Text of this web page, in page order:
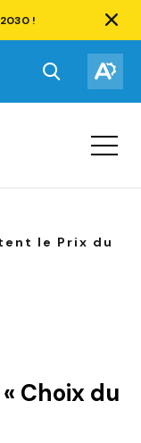
2030 !
barre
Ouvrir
la
recherche.
la
Ouvrir
la
le Prix du
Choix du